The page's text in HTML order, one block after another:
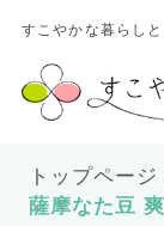
すこやかな暮らし
トップページ
薩摩なた豆